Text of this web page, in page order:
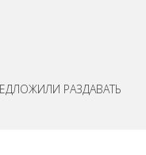
РАЗДАВАТЬ